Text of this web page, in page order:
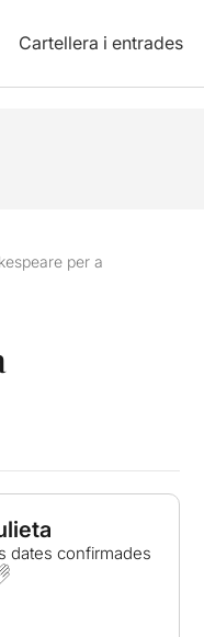
Cartellera i entrades
per a
dates confirmades